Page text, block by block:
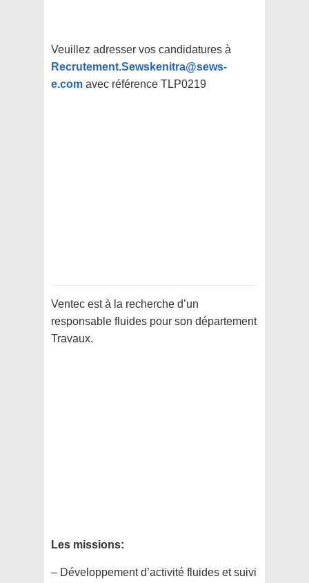
Veuillez adresser vos candidatures à
Recrutement.Sewskenitra@sews-
e.com avec référence TLP0219
Ventec est à la recherche d’un
responsable fluides pour son département
Travaux.
Les missions:
– Développement d’activité fluides et suivi